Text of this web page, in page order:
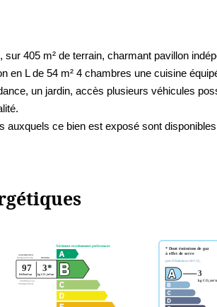
405 m² de terrain, charmant pavillon
en L de 54 m² 4 chambres une cuisine
un jardin, accès plusieurs véhicules
auxquels ce bien est exposé sont